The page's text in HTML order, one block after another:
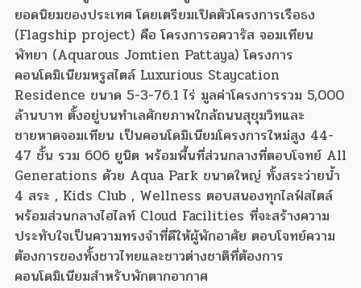
ยอดนิยมของประเทศ โดยเตรียมเปิดตัวโครงการเรือธง
(Flagship project) คือ โครงการอควารัส จอมเทียน
พัทยา (Aquarous Jomtien Pattaya) โครงการ
คอนโดมิเนียมหรูสไตล์ Luxurious Staycation
Residence ขนาด 5-3-76.1 ไร่ มูลค่าโครงการรวม 5,000
ล้านบาท ตั้งอยู่บนทำเลศักยภาพใกล้ถนนสุขุมวิทและ
ชายหาดจอมเทียน เป็นคอนโดมิเนียมโครงการใหม่สูง 44-
47 ชั้น รวม 606 ยูนิต พร้อมพื้นที่ส่วนกลางที่ตอบโจทย์ All
Generations ด้วย Aqua Park ขนาดใหญ่ ทั้งสระว่ายน้ำ
4 สระ , Kids Club , Wellness ตอบสนองทุกไลฟ์สไตล์
พร้อมส่วนกลางไฮไลท์ Cloud Facilities ที่จะสร้างความ
ประทับใจเป็นความทรงจำที่ดีให้ผู้พักอาศัย ตอบโจทย์ความ
ต้องการของทั้งชาวไทยและชาวต่างชาติที่ต้องการ
คอนโดมิเนียมสำหรับพักตากอากาศ